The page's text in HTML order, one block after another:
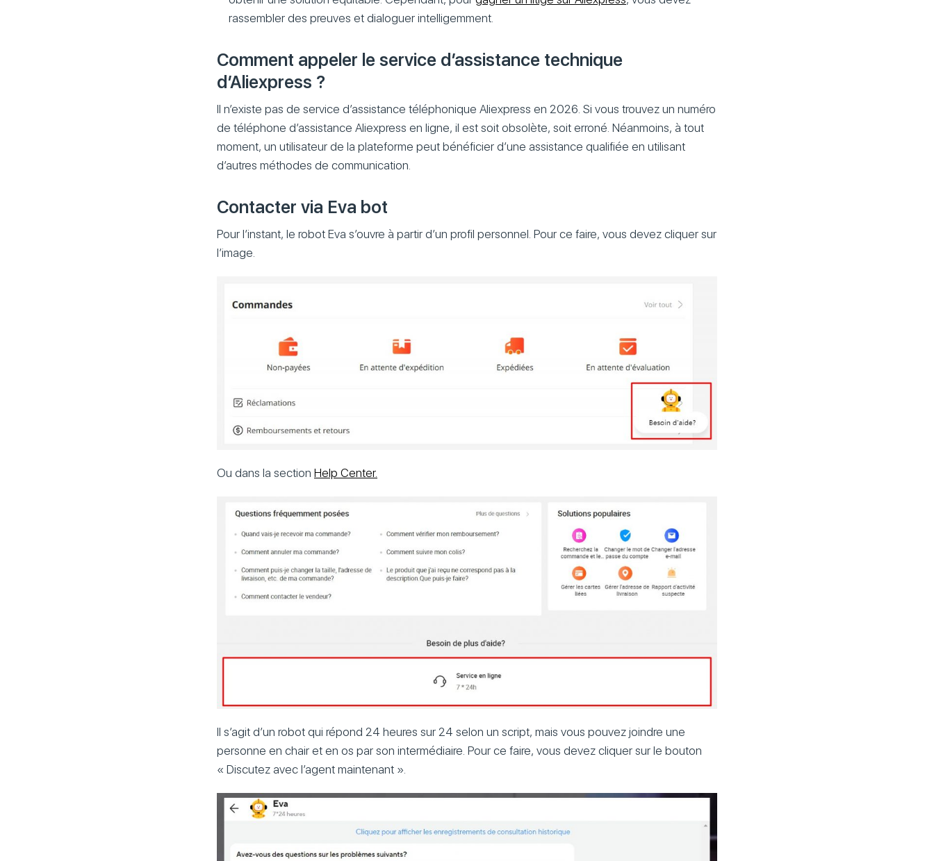
rassembler des preuves et dialoguer intelligemment.
Comment appeler le service d’assistance technique
d’Aliexpress ?
Il n’existe pas de service d’assistance téléphonique Aliexpress en 2026. Si vous trouvez un numéro
de téléphone d’assistance Aliexpress en ligne, il est soit obsolète, soit erroné. Néanmoins, à tout
moment, un utilisateur de la plateforme peut bénéficier d’une assistance qualifiée en utilisant
d’autres méthodes de communication.
Contacter via Eva bot
Pour l’instant, le robot Eva s’ouvre à partir d’un profil personnel. Pour ce faire, vous devez cliquer sur
l’image.
Ou dans la section Help Center.
Il s’agit d’un robot qui répond 24 heures sur 24 selon un script, mais vous pouvez joindre une
personne en chair et en os par son intermédiaire. Pour ce faire, vous devez cliquer sur le bouton
« Discutez avec l’agent maintenant ».